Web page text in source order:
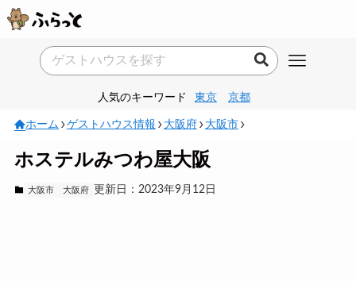
人気のキーワード 東京 京都
ホーム ゲストハウス情報 大阪府 大阪市
ホステルみつわ屋大阪
大阪市 大阪府 更新日：2023年9月12日